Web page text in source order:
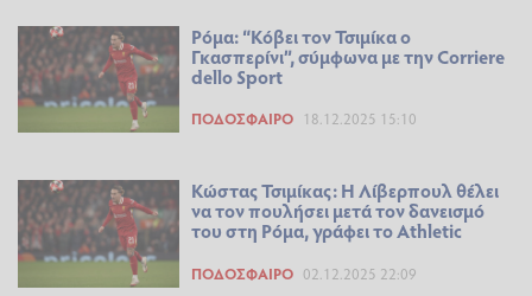
Ρόμα: “Κόβει τον Τσιμίκα ο
Γκασπερίνι”, σύμφωνα με την Corriere
dello Sport
ΠΟΔΌΣΦΑΙΡΟ 18.12.2025 15:10
Κώστας Τσιμίκας: Η Λίβερπουλ θέλει
να τον πουλήσει μετά τον δανεισμό
του στη Ρόμα, γράφει το Athletic
ΠΟΔΌΣΦΑΙΡΟ 02.12.2025 22:09